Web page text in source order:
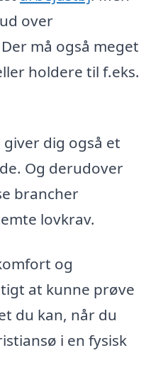
over
må også meget
holdere til f.eks.
dig også et
Og derudover
brancher
lovkrav.
og
at kunne prøve
du kan, når du
i en fysisk